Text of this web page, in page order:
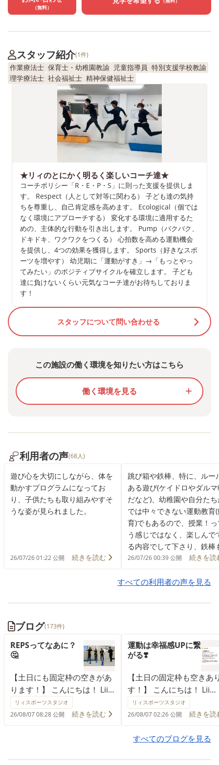
（無料）
スタッフ紹介(1件)
作業療法士 保育士・幼稚園教諭 児童指導員 特別支援学校教諭
理学療法士 社会福祉士 精神保健福祉士
★リィのとにかく明るく楽しいコーチ達★
コーチポリシー「R・E・P・S」に則った支援を提供しま
す。 Respect（人として対等に関わる） 子ども達の気持
ちを尊重し、自己肯定感を高めます。 Ecological（個では
なく環境にアプローチする） 変化する環境に適用するた
めの、主体的な行動を引き出します。 Pump（バクバク、
ドキドキ、ワクワクをつくる） 心拍数を高める運動機会
を提供し、4つの効果を獲得します。 Sports（好きなスポ
ーツを増やす） 幼児期に「運動がすき」→「もっとやっ
てみたい」のポジティブサイクルを確立します。 子ども
達に負けないくらい元気なコーチ達がお待ちしておりま
す！
スタッフについて問い合わせる
この施設の働く環境を知りたい方はこちら
働く環境を見る add
利用者の声(68人)
遊び心を大切にしながら、体を
動かすプログラムになってお
り、子供たちも取り組みやすそ
うな姿が見られました。
26/07/26 01:22 公開 続きを読む
跳び箱や鉄棒、特に、ルー
ある遊び(ケイドロやダル
だなど)、幼稚園や自分た
では中々できない運動教育
育)でもあるので、授業！
う感じではなく、楽しんで
る内容でして下さり、鉄棒
まだ少し逆上がりなどは難
ですが、怖がらず自らやろ
とする姿勢や行動が出てき
乗るまで出来ていたり、最
26/07/26 00:39 公開 続きを読
すべての利用者の声を見る
ブログ(173件)
REPSってなあに？
🤔
【土日にも固定枠の空きがあ
ります！】 こんにちは！ Lii
sports studio尼崎です！ 今
回は、リィスポーツで大事に
している、 コーチングポリシ
リィスポーツスタジオ
26/08/07 08:28 公開 続きを読む
運動は幸福感UPに繋
がる❣️
【土日の固定枠も空きあ
す！】 こんにちは！ Lii
sports studio 尼崎です
動には、集中力を向上さ
り、ストレス軽減の効果
待できたりしますが… な
リィスポーツスタジオ
26/08/07 02:26 公開 続きを読
すべてのブログを見る